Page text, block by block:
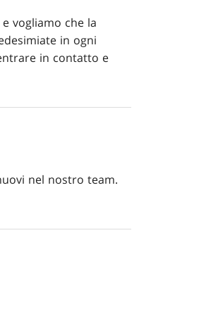
vogliamo che la
in ogni
in contatto e
nel nostro team.